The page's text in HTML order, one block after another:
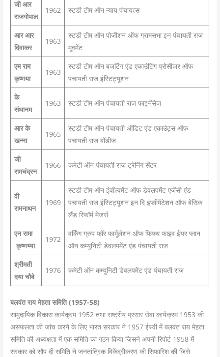
जी आर
राजगोपाल
1962 स्टडी टीम ऑन न्याय पंचायत्स
आर आर
दिवाकर
1963
स्टडी टीम ऑन पोजीशन ऑफ ग्रामसभा इन पंचायती राज
मूवमेंट
एम राम
कृष्णया
1963
स्टडी टीम ऑन बजटिंग एंड एकाउंटिंग प्रोसीजर ऑफ
पंचायती राज इंस्टिट्यूशन
के
संथानम
1963 स्टडी टीम ऑन पंचायती राज फाइनेंसेज
आर के
खन्ना
1965
स्टडी टीम ऑन पंचायती ऑडिट एंड एकाउंट्स ऑफ
पंचायती राज बॉडीज
जी
रामचंद्रन
1966 कमेटी ऑन पंचायती राज ट्रेनिंग सेंटर
वी
रामनाथन
1969
स्टडी टीम ऑन इंवॉल्वमेंट ऑफ डेवलपमेंट एजेंसी एंड
पंचायती राज इंस्टिट्यूशन इन दि इंप्लीमेंटेशन ऑफ बेसिक
लैंड रिफॉर्म मेजर्स
एन रामा
कृष्णय्या
1972
वर्किंग ग्रुप फॉर फार्मूलेशन ऑफ फिफ्थ फाइव ईयर प्लान
ऑन कम्युनिटी डेवलपमेंट एंड पंचायती राज
श्रीमती
दया चौबे
1976 कमेटी ऑन कम्युनिटी डेवलपमेंट एंड पंचायती राज
बलवंत राय मेहता समिति (1957-58)
सामुदायिक विकास कार्यक्रम 1952 तथा राष्ट्रीय प्रसार सेवा कार्यक्रम 1953 की
असफलता की जांच करने के लिए भारत सरकार ने 1957 ईस्वी में बलवंत राय मेहता
समिति की अध्यक्षता में एक समिति का गठन किया जिसने अपनी रिपोर्ट 1958 में
सरकार को सौंप दी समिति ने जनतांत्रिक विकेंद्रीकरण की सिफारिश की जिसे